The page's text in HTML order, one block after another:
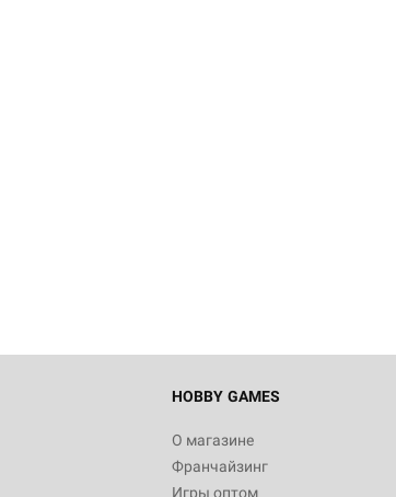
HOBBY GAMES
О магазине
Франчайзинг
Игры оптом